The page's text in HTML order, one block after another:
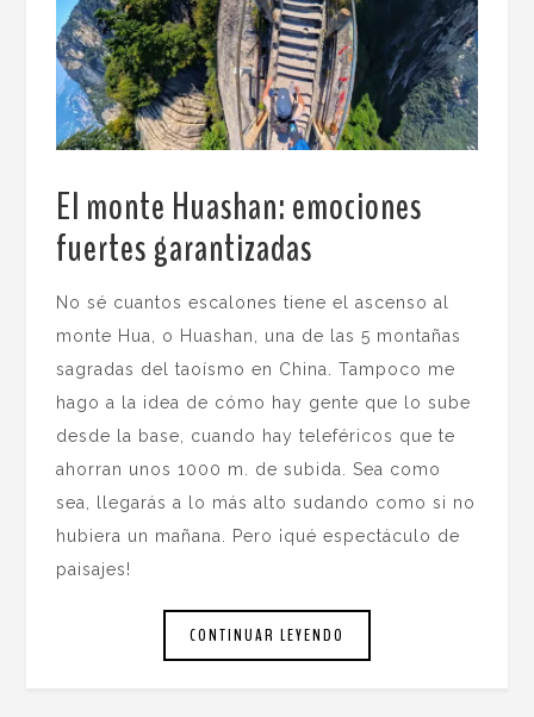
El monte Huashan: emociones
fuertes garantizadas
No sé cuantos escalones tiene el ascenso al
monte Hua, o Huashan, una de las 5 montañas
sagradas del taoísmo en China. Tampoco me
hago a la idea de cómo hay gente que lo sube
desde la base, cuando hay teleféricos que te
ahorran unos 1000 m. de subida. Sea como
sea, llegarás a lo más alto sudando como si no
hubiera un mañana. Pero ¡qué espectáculo de
paisajes!
CONTINUAR LEYENDO